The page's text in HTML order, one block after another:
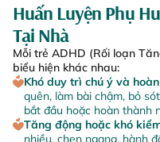
Huấn Luyện Phụ
Tại Nhà
Mỗi trẻ ADHD (Rối loạn
biểu hiện khác nhau:
Khó duy trì chú ý và
quên, làm bài chậm, bỏ
bắt đầu hoặc hoàn thành
Tăng động hoặc khó
nhiều, chen ngang, hành